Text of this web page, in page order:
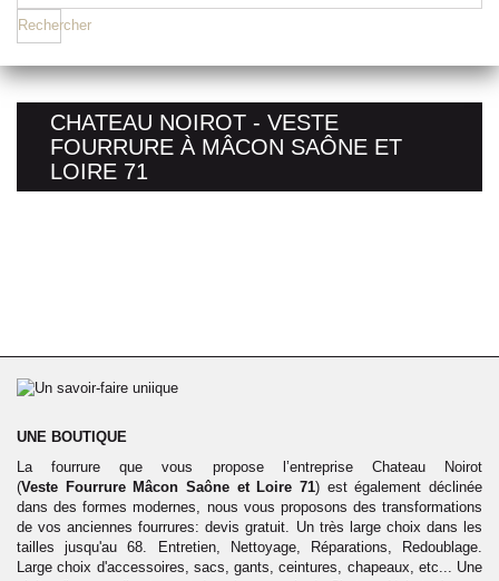
Rechercher
CHATEAU NOIROT - VESTE
FOURRURE À MÂCON SAÔNE ET
LOIRE 71
UNE BOUTIQUE
La fourrure que vous propose l’entreprise Chateau Noirot
(Veste Fourrure Mâcon Saône et Loire 71) est également déclinée
dans des formes modernes, nous vous proposons des transformations
de vos anciennes fourrures: devis gratuit. Un très large choix dans les
tailles jusqu'au 68. Entretien, Nettoyage, Réparations, Redoublage.
Large choix d'accessoires, sacs, gants, ceintures, chapeaux, etc... Une